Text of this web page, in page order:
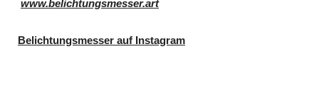
www.belichtungsmesser.art
Belichtungsmesser auf Instagram